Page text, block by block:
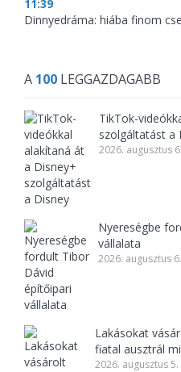
11:39
Dinnyedráma: hiába finom
A 100 LEGGAZDAGABB
TikTok-
szolgáltatást a
2026. augusztus
Nyereségbe
vállalata
2026. augusztus
Lakásokat
fiatal ausztrál
2026. augusztus